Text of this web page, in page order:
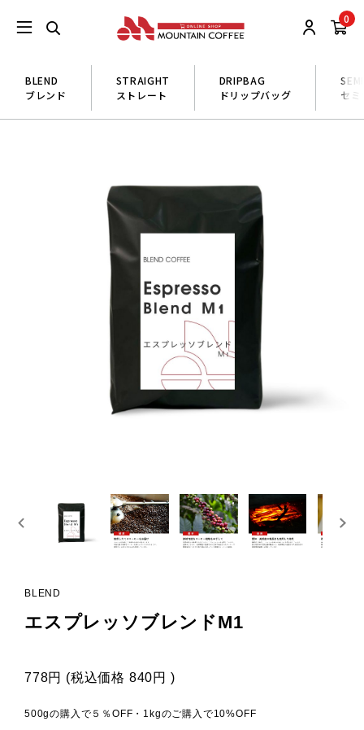
0
BLEND
ブレンド
STRAIGHT
ストレート
DRIPBAG
ドリップバッグ
セ
BLEND
エスプレッソブレンドM1
778円 (税込価格 840円 )
500gの購入で５％OFF・1kgのご購入で10%OFF